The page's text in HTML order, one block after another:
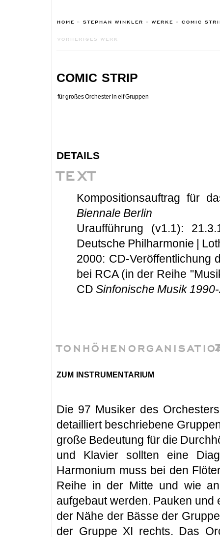
HOME » STEPHAN WINKLER »WERKE » COMIC
VORHERIGES WERK
comic strip
für großes Orchester in elf Gruppen
details
TEXT
Kompositionsauftrag für
Biennale Berlin
Uraufführung (v1.1):
Deutsche Philharmonie |
2000: CD-Veröffentlichung
bei RCA (in der Reihe
CD Sinfonische Musik
zum instrumentarium
Die 97 Musiker des
detailliert beschriebene
große Bedeutung für die
und Klavier sollten eine
Harmonium muss bei den
Reihe in der Mitte und wie
aufgebaut werden. Pauken
der Nähe der Bässe der
der Gruppe XI rechts. Das